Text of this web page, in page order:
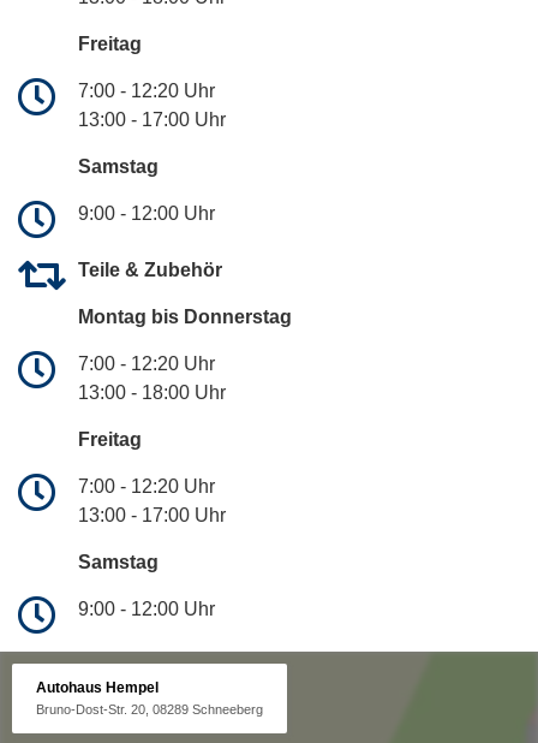
Freitag
7:00 - 12:20 Uhr
13:00 - 17:00 Uhr
Samstag
9:00 - 12:00 Uhr
Teile & Zubehör
Montag bis Donnerstag
7:00 - 12:20 Uhr
13:00 - 18:00 Uhr
Freitag
7:00 - 12:20 Uhr
13:00 - 17:00 Uhr
Samstag
9:00 - 12:00 Uhr
Autohaus Hempel
Bruno-Dost-Str. 20, 08289 Schneeberg